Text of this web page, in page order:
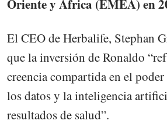
Oriente y África (EMEA) en
El CEO de Herbalife, Stephan
que la inversión de Ronaldo
creencia compartida en el
los datos y la inteligencia
resultados de salud”.